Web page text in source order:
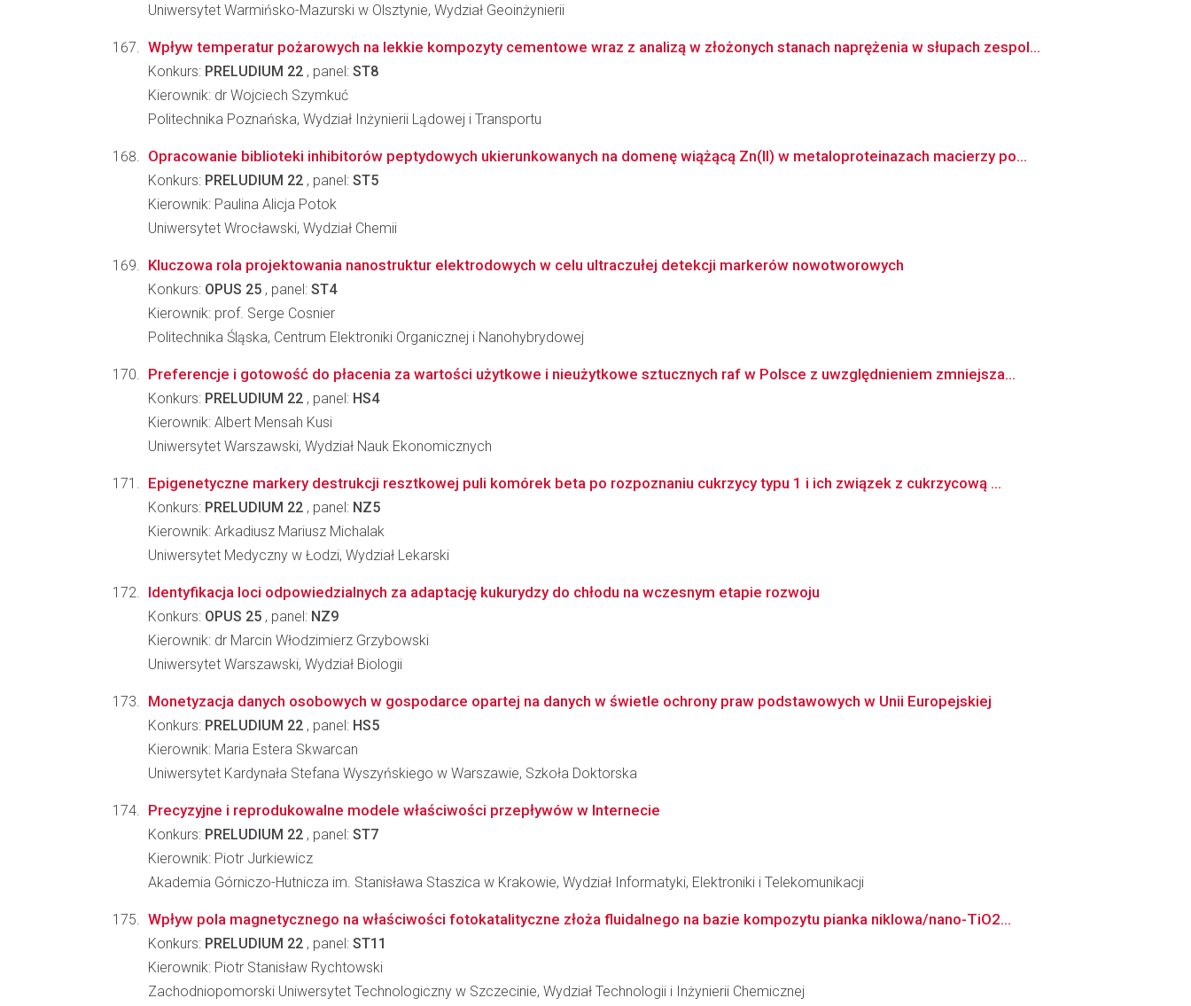
Uniwersytet Warmińsko-Mazurski w Olsztynie, Wydział Geoinżynierii
Wpływ temperatur pożarowych na lekkie kompozyty cementowe wraz z analizą w złożonych stanach naprężenia w słupach zespol...
Konkurs: PRELUDIUM 22 , panel: ST8
Kierownik: dr Wojciech Szymkuć
Politechnika Poznańska, Wydział Inżynierii Lądowej i Transportu
Opracowanie biblioteki inhibitorów peptydowych ukierunkowanych na domenę wiążącą Zn(II) w metaloproteinazach macierzy po...
Konkurs: PRELUDIUM 22 , panel: ST5
Kierownik: Paulina Alicja Potok
Uniwersytet Wrocławski, Wydział Chemii
Kluczowa rola projektowania nanostruktur elektrodowych w celu ultraczułej detekcji markerów nowotworowych
Konkurs: OPUS 25 , panel: ST4
Kierownik: prof. Serge Cosnier
Politechnika Śląska, Centrum Elektroniki Organicznej i Nanohybrydowej
Preferencje i gotowość do płacenia za wartości użytkowe i nieużytkowe sztucznych raf w Polsce z uwzględnieniem zmniejsza...
Konkurs: PRELUDIUM 22 , panel: HS4
Kierownik: Albert Mensah Kusi
Uniwersytet Warszawski, Wydział Nauk Ekonomicznych
Epigenetyczne markery destrukcji resztkowej puli komórek beta po rozpoznaniu cukrzycy typu 1 i ich związek z cukrzycową ...
Konkurs: PRELUDIUM 22 , panel: NZ5
Kierownik: Arkadiusz Mariusz Michalak
Uniwersytet Medyczny w Łodzi, Wydział Lekarski
Identyfikacja loci odpowiedzialnych za adaptację kukurydzy do chłodu na wczesnym etapie rozwoju
Konkurs: OPUS 25 , panel: NZ9
Kierownik: dr Marcin Włodzimierz Grzybowski
Uniwersytet Warszawski, Wydział Biologii
Monetyzacja danych osobowych w gospodarce opartej na danych w świetle ochrony praw podstawowych w Unii Europejskiej
Konkurs: PRELUDIUM 22 , panel: HS5
Kierownik: Maria Estera Skwarcan
Uniwersytet Kardynała Stefana Wyszyńskiego w Warszawie, Szkoła Doktorska
Precyzyjne i reprodukowalne modele właściwości przepływów w Internecie
Konkurs: PRELUDIUM 22 , panel: ST7
Kierownik: Piotr Jurkiewicz
Akademia Górniczo-Hutnicza im. Stanisława Staszica w Krakowie, Wydział Informatyki, Elektroniki i Telekomunikacji
Wpływ pola magnetycznego na właściwości fotokatalityczne złoża fluidalnego na bazie kompozytu pianka niklowa/nano-TiO2...
Konkurs: PRELUDIUM 22 , panel: ST11
Kierownik: Piotr Stanisław Rychtowski
Zachodniopomorski Uniwersytet Technologiczny w Szczecinie, Wydział Technologii i Inżynierii Chemicznej